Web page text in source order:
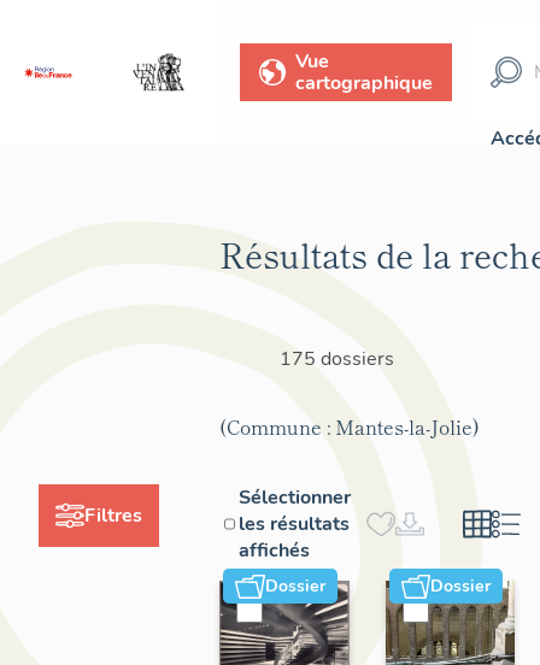
Vue
cartographique
Filtres
Résultats de la
175 dossiers
(Commune : Mantes-la-Jolie)
Sélectionner
les résultats
affichés
Dossier Dossier